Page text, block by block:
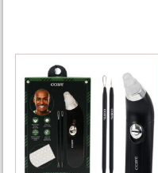
13606
PORE
CLEANER
KIT
39pc
MEN